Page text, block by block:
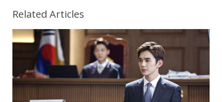
Related Articles